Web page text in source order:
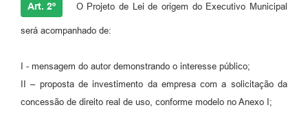
Art. 2º O Projeto de Lei de origem do Executivo Municipal
será acompanhado de:
I - mensagem do autor demonstrando o interesse público;
II – proposta de investimento da empresa com a solicitação da
concessão de direito real de uso, conforme modelo no Anexo I;